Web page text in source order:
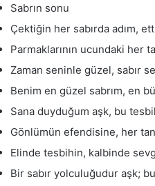
Sabrın sonu
Çektiğin her sabırda adım,
Parmaklarının ucundaki her
Zaman seninle güzel, sabır
Benim en güzel sabrım, en
Sana duyduğum aşk, bu
Gönlümün efendisine, her
Elinde tesbihin, kalbinde
Bir sabır yolculuğudur aşk;